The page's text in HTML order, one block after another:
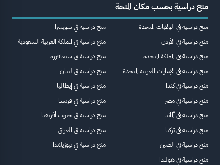
منح دراسية بحسب مكان المنحة
منح دراسية في الولايات المتحدة
منح دراسية في الأردن
منح دراسية في المملكة المتحدة
منح دراسية في الإمارات العربية المتحدة
منح دراسية في كندا
منح دراسية في مصر
منح دراسية في ألمانيا
منح دراسية في تركيا
منح دراسية في الصين
منح دراسية في هولندا
منح دراسية في سويسرا
منح دراسية في المملكة العربية السعودية
منح دراسية في سنغافورة
منح دراسية في لبنان
منح دراسية في إيطاليا
منح دراسية في فرنسا
منح دراسية في جنوب أفريقيا
منح دراسية في العراق
منح دراسية في نيوزيلاندا